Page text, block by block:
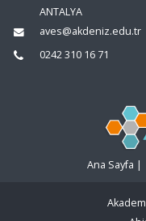
ANTALYA
aves@akdeniz.edu.tr
0242 310 16 71
Ana Sayfa |